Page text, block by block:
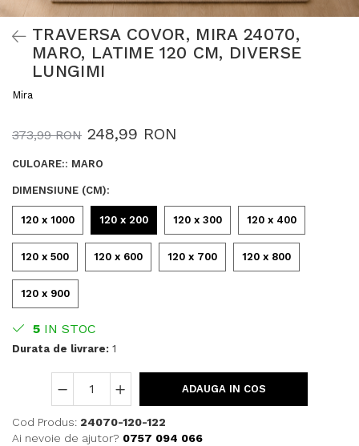
TRAVERSA COVOR, MIRA 24070,
MARO, LATIME 120 CM, DIVERSE
LUNGIMI
Mira
373,99 RON 248,99 RON
CULOARE:: MARO
DIMENSIUNE (CM):
120 x 1000 120 x 200 120 x 300 120 x 400
120 x 500 120 x 600 120 x 700 120 x 800
120 x 900
5 IN STOC
Durata de livrare: 1
ADAUGA IN COS
Cod Produs: 24070-120-122
Ai nevoie de ajutor? 0757 094 066